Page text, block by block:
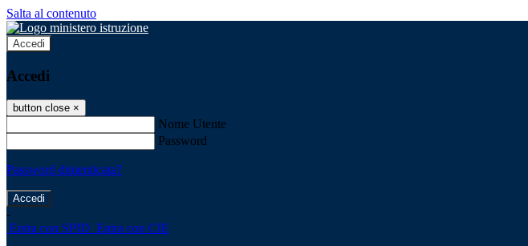
Salta al contenuto
Accedi
Accedi
button close ×
Nome Utente
Password
Password dimenticata?
-
Entra con SPID Entra con CIE